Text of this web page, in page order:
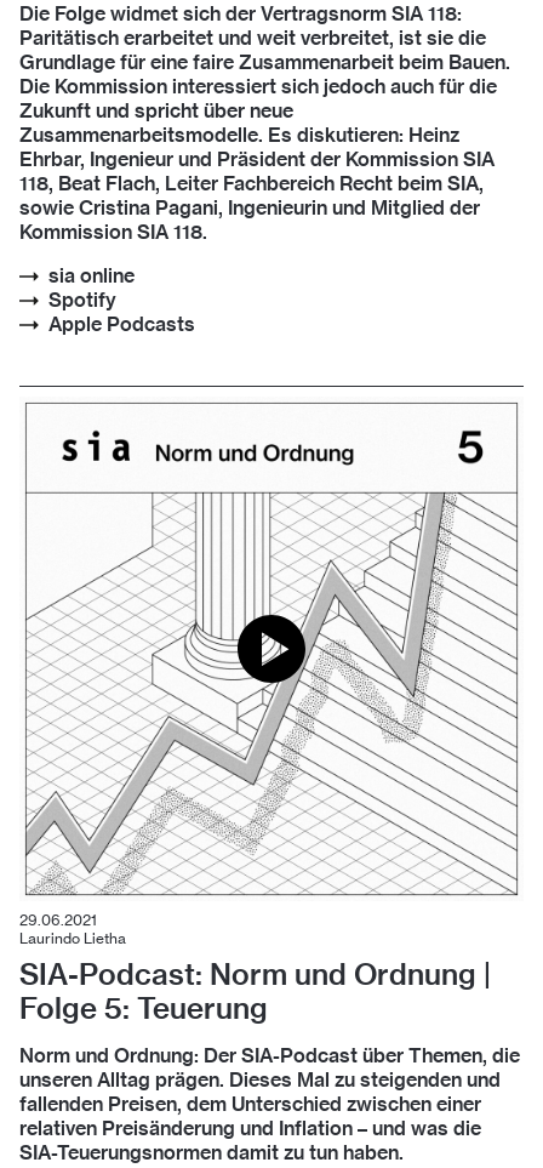
Die Folge widmet sich der Vertragsnorm SIA 118:
Paritätisch erarbeitet und weit verbreitet, ist sie die
Grundlage für eine faire Zusammenarbeit beim Bauen.
Die Kommission interessiert sich jedoch auch für die
Zukunft und spricht über neue
Zusammenarbeitsmodelle. Es diskutieren: Heinz
Ehrbar, Ingenieur und Präsident der Kommission SIA
118, Beat Flach, Leiter Fachbereich Recht beim SIA,
sowie Cristina Pagani, Ingenieurin und Mitglied der
Kommission SIA 118.
sia online
Spotify
Apple Podcasts
29.06.2021
Laurindo Lietha
SIA-Podcast: Norm und Ordnung |
Folge 5: Teuerung
Norm und Ordnung: Der SIA-Podcast über Themen, die
unseren Alltag prägen. Dieses Mal zu steigenden und
fallenden Preisen, dem Unterschied zwischen einer
relativen Preisänderung und Inflation – und was die
SIA-Teuerungsnormen damit zu tun haben.